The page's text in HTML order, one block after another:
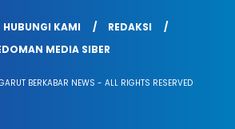
HUBUNGI KAMI
REDAKSI
MEDIA SIBER
BERKABAR NEWS - ALL RIGHTS RESERVED